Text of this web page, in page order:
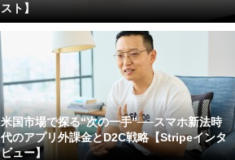
スト】
米国市場で探る“次の一手”──スマホ新法時
代のアプリ外課金とD2C戦略【Stripeインタ
ビュー】